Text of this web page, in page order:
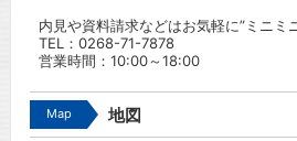
内見や資料請求などはお気軽に”ミニミ
TEL： 0268-71-7878
営業時間：10:00～18:00
Map 地図